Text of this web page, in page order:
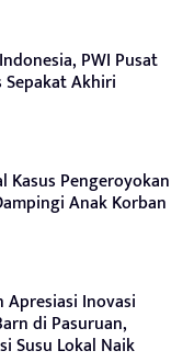
PWI Pusat
Akhiri
Kasus Pengeroyokan
Anak Korban
Apresiasi Inovasi
di Pasuruan,
Susu Lokal Naik